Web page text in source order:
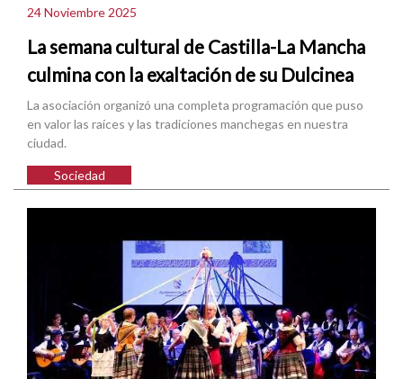
24 Noviembre 2025
La semana cultural de Castilla-La Mancha
culmina con la exaltación de su Dulcinea
La asociación organizó una completa programación que puso
en valor las raíces y las tradiciones manchegas en nuestra
ciudad.
Sociedad